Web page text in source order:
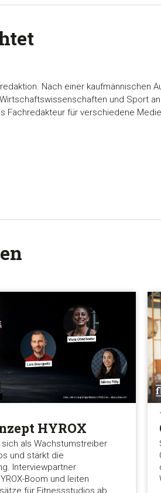
Nach einer kaufmännischen
und Sport
Fachredakteur für verschiedene
HYROX
sich als Wachstumstreiber
und stärkt die
Interviewpartner
Boom und leiten
für Fitnessstudios ab.